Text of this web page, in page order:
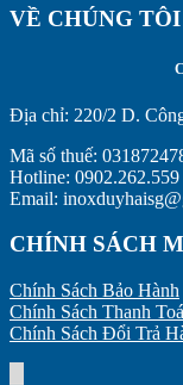
VỀ CHÚNG TÔI
Địa chỉ: 220/2 D.
Mã số thuế:
Hotline: 0902.262.559
Email:
CHÍNH SÁCH
Chính Sách Bảo Hành
Chính Sách Thanh
Chính Sách Đổi Trả